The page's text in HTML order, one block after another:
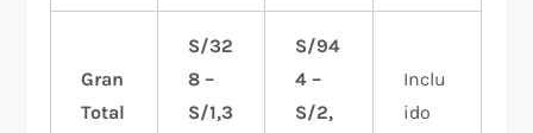
Gran
Total
S/32
8 –
S/1,3
S/94
4 –
S/2,
Inclu
ido